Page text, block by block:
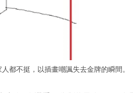
都不挺，以插畫嘲諷失去金牌的瞬間。